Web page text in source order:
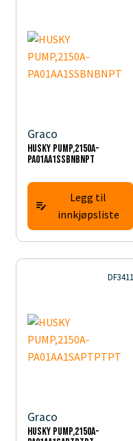
Graco
HUSKY PUMP,2150A-
PA01AA1SSBNBNPT
Legg til
innkjøpsliste
DF3411
Graco
HUSKY PUMP,2150A-